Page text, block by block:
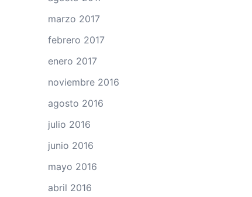
marzo 2017
febrero 2017
enero 2017
noviembre 2016
agosto 2016
julio 2016
junio 2016
mayo 2016
abril 2016